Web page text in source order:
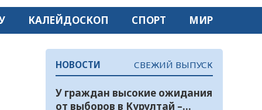
КАЛЕЙДОСКОП СПОРТ МИР
НОВОСТИ СВЕЖИЙ ВЫПУСК
У граждан высокие ожидания
от выборов в Курултай –